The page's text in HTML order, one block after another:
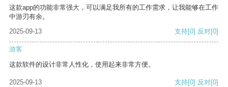
这款app的功能非常强大，可以满足我所有的工作需求，让我能够在工作
中游刃有余。
2025-09-13
支持[0] 反对[0]
游客
这款软件的设计非常人性化，使用起来非常方便。
2025-09-13 支持[0] 反对[0]